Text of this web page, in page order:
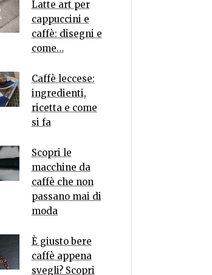
Latte art per
cappuccini e
caffè: disegni e
come…
Caffè leccese:
ingredienti,
ricetta e come
si fa
Scopri le
macchine da
caffè che non
passano mai di
moda
È giusto bere
caffè appena
svegli? Scopri